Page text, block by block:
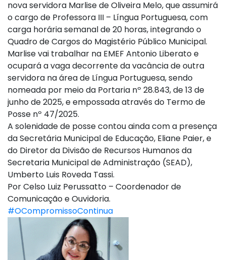
nova servidora Marlise de Oliveira Melo, que assumirá
o cargo de Professora III – Língua Portuguesa, com
carga horária semanal de 20 horas, integrando o
Quadro de Cargos do Magistério Público Municipal.
Marlise vai trabalhar na EMEF Antonio Liberato e
ocupará a vaga decorrente da vacância de outra
servidora na área de Língua Portuguesa, sendo
nomeada por meio da Portaria nº 28.843, de 13 de
junho de 2025, e empossada através do Termo de
Posse nº 47/2025.
A solenidade de posse contou ainda com a presença
da Secretária Municipal de Educação, Eliane Paier, e
do Diretor da Divisão de Recursos Humanos da
Secretaria Municipal de Administração (SEAD),
Umberto Luis Roveda Tassi.
Por Celso Luiz Perussatto – Coordenador de
Comunicação e Ouvidoria.
#OCompromissoContinua